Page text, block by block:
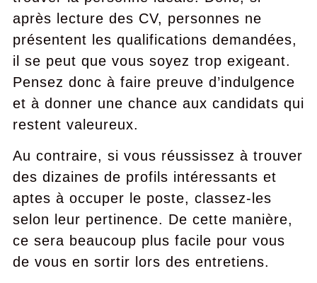
après lecture des CV, personnes ne
présentent les qualifications demandées,
il se peut que vous soyez trop exigeant.
Pensez donc à faire preuve d’indulgence
et à donner une chance aux candidats qui
restent valeureux.
Au contraire, si vous réussissez à trouver
des dizaines de profils intéressants et
aptes à occuper le poste, classez-les
selon leur pertinence. De cette manière,
ce sera beaucoup plus facile pour vous
de vous en sortir lors des entretiens.